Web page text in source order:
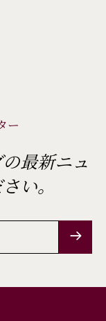
ー
最新ニュ
い。